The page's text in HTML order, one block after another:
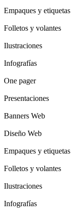
Empaques y etiquetas
Folletos y volantes
Ilustraciones
Infografías
One pager
Presentaciones
Banners Web
Diseño Web
Empaques y etiquetas
Folletos y volantes
Ilustraciones
Infografías